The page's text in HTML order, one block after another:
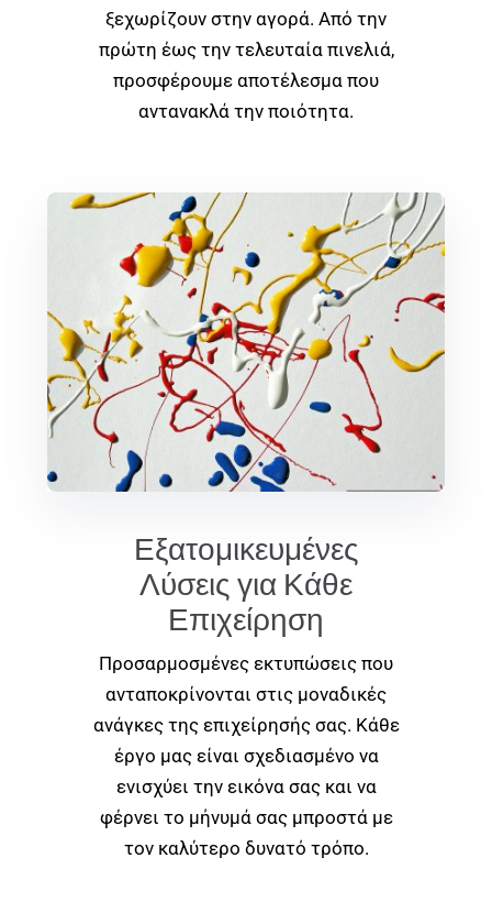
ξεχωρίζουν στην αγορά. Από την
πρώτη έως την τελευταία πινελιά,
προσφέρουμε αποτέλεσμα που
αντανακλά την ποιότητα.
Εξατομικευμένες
Λύσεις για Κάθε
Επιχείρηση
Προσαρμοσμένες εκτυπώσεις που
ανταποκρίνονται στις μοναδικές
ανάγκες της επιχείρησής σας. Κάθε
έργο μας είναι σχεδιασμένο να
ενισχύει την εικόνα σας και να
φέρνει το μήνυμά σας μπροστά με
τον καλύτερο δυνατό τρόπο.